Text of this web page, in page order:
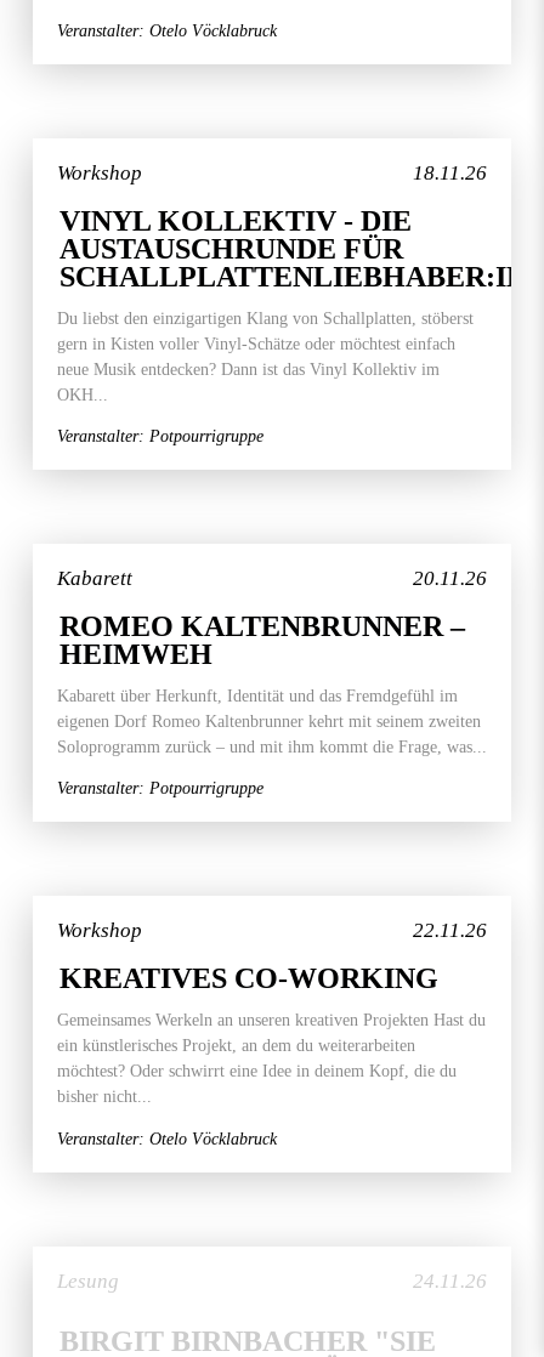
Veranstalter: Otelo Vöcklabruck
18.11.26
Workshop
VINYL KOLLEKTIV - DIE
AUSTAUSCHRUNDE FÜR
Du liebst den einzigartigen Klang von Schallplatten, stöberst
gern in Kisten voller Vinyl-Schätze oder möchtest einfach
neue Musik entdecken? Dann ist das Vinyl Kollektiv im
OKH...
Veranstalter: Potpourrigruppe
20.11.26
Kabarett
ROMEO KALTENBRUNNER –
HEIMWEH
Kabarett über Herkunft, Identität und das Fremdgefühl im
eigenen Dorf Romeo Kaltenbrunner kehrt mit seinem zweiten
Soloprogramm zurück – und mit ihm kommt die Frage, was...
Veranstalter: Potpourrigruppe
22.11.26
Workshop
KREATIVES CO-WORKING
Gemeinsames Werkeln an unseren kreativen Projekten Hast du
ein künstlerisches Projekt, an dem du weiterarbeiten
möchtest? Oder schwirrt eine Idee in deinem Kopf, die du
bisher nicht...
Veranstalter: Otelo Vöcklabruck
24.11.26
Lesung
BIRGIT BIRNBACHER "SIE